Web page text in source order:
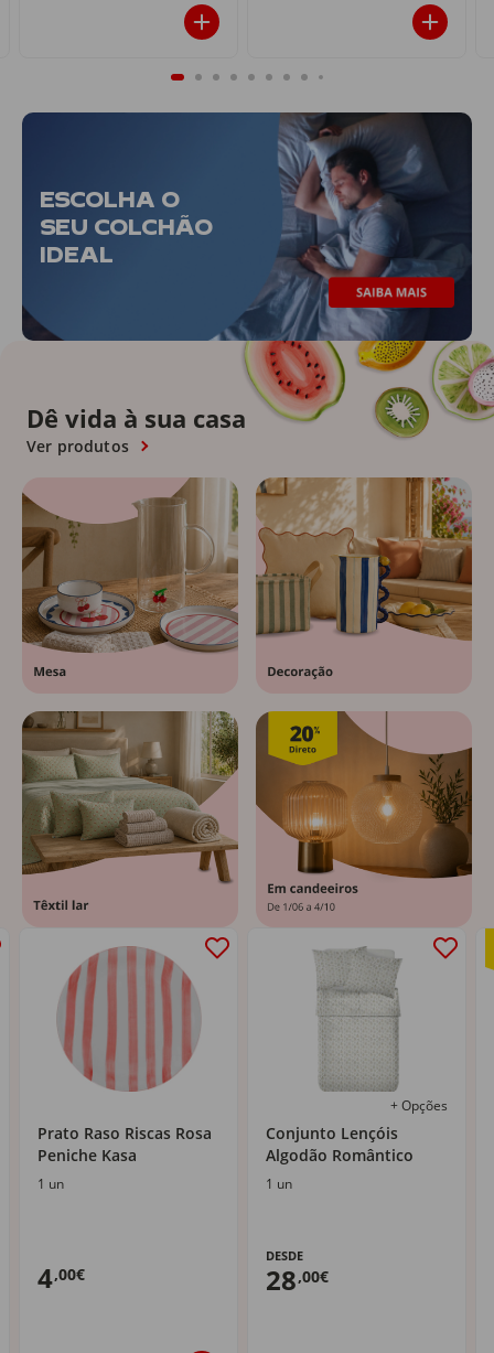
ESCOLHA O
SEU COLCHÃO
IDEAL
Dê vida à sua casa
Ver produtos
Prato Raso Riscas Rosa
Peniche Kasa
1 un
4,00€
+ Opções
Conjunto Lençóis
Algodão Romântico
1 un
DESDE
28,00€